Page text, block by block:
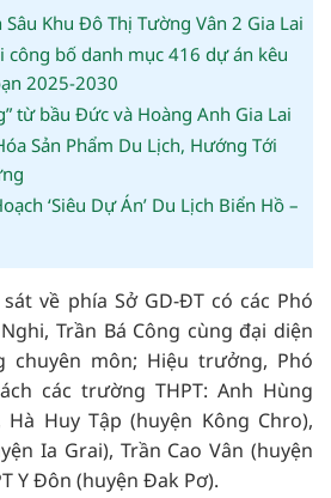
Sâu Khu Đô Thị Tường Vân 2 Gia Lai
công bố danh mục 416 dự án kêu
2025-2030
từ bầu Đức và Hoàng Anh Gia Lai
Sản Phẩm Du Lịch, Hướng Tới
‘Siêu Dự Án’ Du Lịch Biển Hồ –
về phía Sở GD-ĐT có các Phó
Trần Bá Công cùng đại diện
chuyên môn; Hiệu trưởng, Phó
các trường THPT: Anh Hùng
Hà Huy Tập (huyện Kông Chro),
Ia Grai), Trần Cao Vân (huyện
Y Đôn (huyện Đak Pơ).